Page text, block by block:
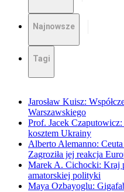
Najnowsze
Tagi
Jarosław Kuisz:
Warszawskiego
Prof. Jacek
kosztem Ukrainy
Alberto Alemanno:
Zagroziła jej reakcja
Marek A. Cichocki: Kraj
amatorskiej polityki
Maya Ozbayoglu: